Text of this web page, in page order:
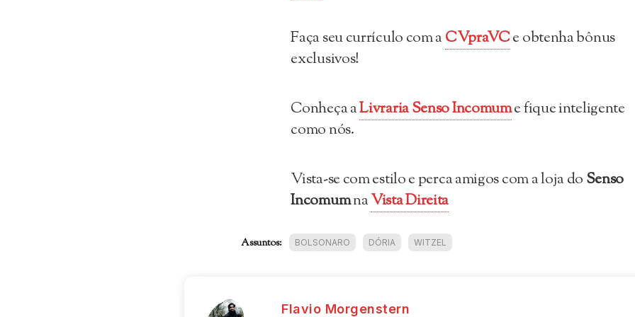
Faça seu currículo com a CVpraVCe obtenha bônus
exclusivos!
Conheça aLivraria Senso Incomume fique inteligente
como nós.
Vista-se com estilo e perca amigos com a loja do Senso
IncomumnaVista Direita
Assuntos: BOLSONARO DÓRIA WITZEL
Flavio Morgenstern